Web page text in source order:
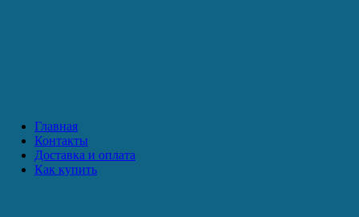
Главная
Контакты
Доставка и оплата
Как купить